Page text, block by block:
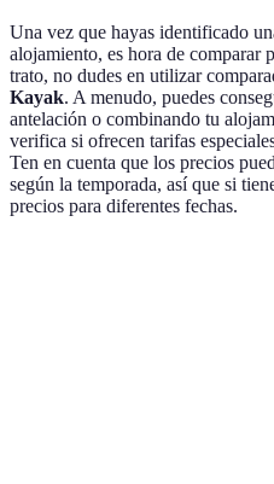
Una vez que hayas identificado
alojamiento, es hora de comparar
trato, no dudes en utilizar
Kayak. A menudo, puedes
antelación o combinando tu
verifica si ofrecen tarifas
Ten en cuenta que los precios
según la temporada, así que si
precios para diferentes fechas.